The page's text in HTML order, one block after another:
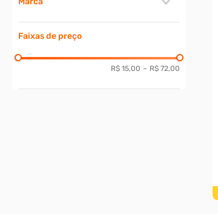
VONIXX
MONOQUIMICA
Faixas de preço
R$ 15,00 – R$ 72,00